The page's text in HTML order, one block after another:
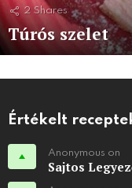
2 Shares
Túrós szelet
Értékelt
Anonymous on
Sajtos